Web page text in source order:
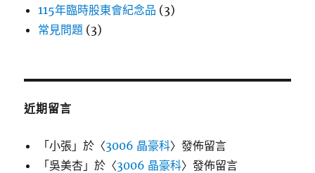
115年臨時股東會紀念品 (3)
常見問題 (3)
近期留言
「小張 」於〈3006 晶豪科〉發佈留言
「吳美杏 」於〈3006 晶豪科〉發佈留言